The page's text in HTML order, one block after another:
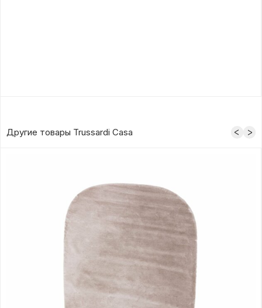
Другие товары Trussardi Casa